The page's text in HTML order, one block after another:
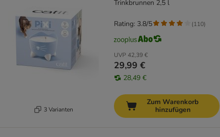
3 Varianten
Trinkbrunnen 2,5 l
UVP 42,39 €
29,99 €
28,49 €
Rating: 3.8/5 (110)
Zum Warenkorb
hinzufügen